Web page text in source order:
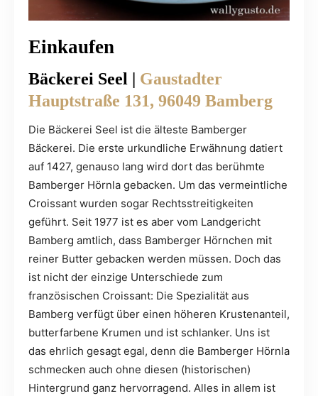
Einkaufen
Bäckerei Seel | Gaustadter
Hauptstraße 131, 96049 Bamberg
Die Bäckerei Seel ist die älteste Bamberger
Bäckerei. Die erste urkundliche Erwähnung datiert
auf 1427, genauso lang wird dort das berühmte
Bamberger Hörnla gebacken. Um das vermeintliche
Croissant wurden sogar Rechtsstreitigkeiten
geführt. Seit 1977 ist es aber vom Landgericht
Bamberg amtlich, dass Bamberger Hörnchen mit
reiner Butter gebacken werden müssen. Doch das
ist nicht der einzige Unterschiede zum
französischen Croissant: Die Spezialität aus
Bamberg verfügt über einen höheren Krustenanteil,
butterfarbene Krumen und ist schlanker. Uns ist
das ehrlich gesagt egal, denn die Bamberger Hörnla
schmecken auch ohne diesen (historischen)
Hintergrund ganz hervorragend. Alles in allem ist